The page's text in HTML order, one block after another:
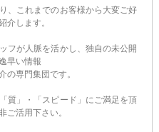
、これまでのお客様から大変ご好
介します。
フが人脈を活かし、独自の未公開
早い情報
の専門集団です。
質」・「スピード」にご満足を頂
ご活用下さい。